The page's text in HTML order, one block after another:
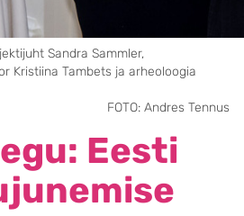
Sandra Sammler,
Kristiina Tambets ja arheoloogia
FOTO: Andres Tennus
Eesti